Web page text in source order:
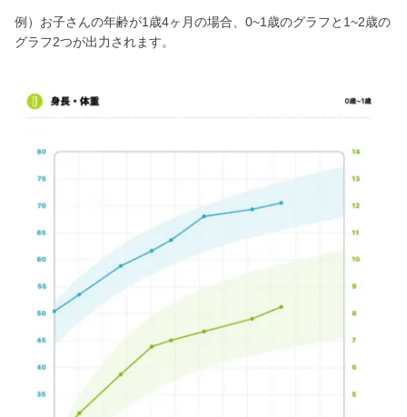
例）お子さんの年齢が1歳4ヶ月の場合、0~1歳のグラフと1~2歳の
グラフ2つが出力されます。